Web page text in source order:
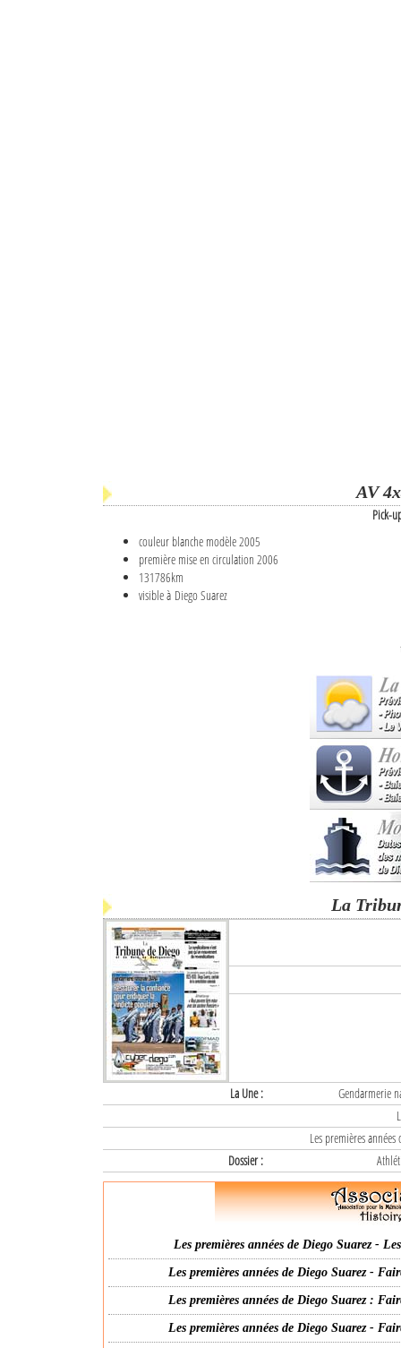
AV
Pick-
couleur blanche modèle 2005
première mise en circulation 2006
131786km
visible à Diego Suarez
La
La Une :
Gendarmerie
Les premières
Dossier :
Les premières années de Diego Suarez -
Les premières années de Diego Suarez -
Les premières années de Diego Suarez :
Les premières années de Diego Suarez -